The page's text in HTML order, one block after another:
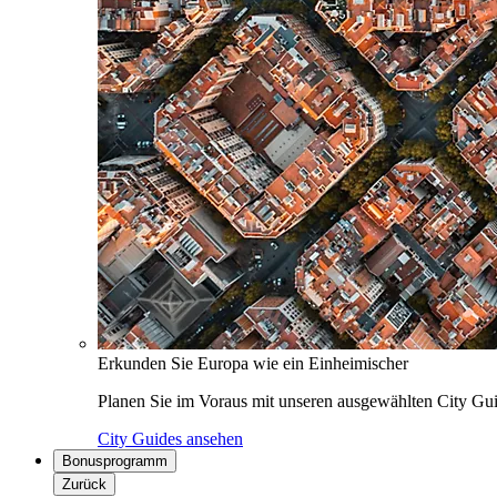
Erkunden Sie Europa wie ein Einheimischer
Planen Sie im Voraus mit unseren ausgewählten City
City Guides ansehen
Bonusprogramm
Zurück